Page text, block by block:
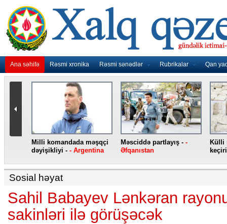
Ana səhifə Rəsmi xronika Rəsmi sənədlər Rubrikalar Qan
Milli komandada məşqçi
dəyişikliyi - - Argentina
Məsciddə partlayış - -
Əfqanıstan
Külli
Sosial həyat
Sahil Babayev Lənkəran
sakinləri ilə görüşəcək